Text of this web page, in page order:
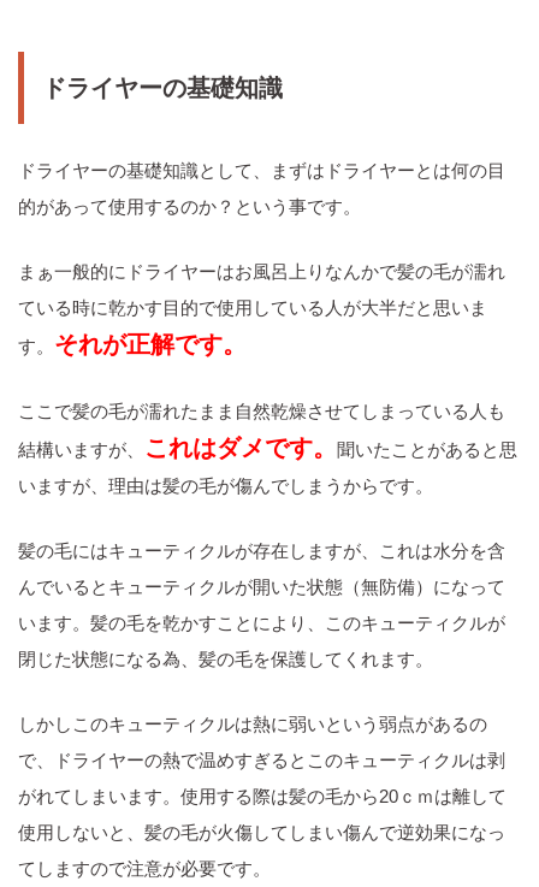
ドライヤーの基礎知識
ドライヤーの基礎知識として、まずはドライヤーとは何の目
的があって使用するのか？という事です。
まぁ一般的にドライヤーはお風呂上りなんかで髪の毛が濡れ
ている時に乾かす目的で使用している人が大半だと思いま
す。 それが正解です。
ここで髪の毛が濡れたまま自然乾燥させてしまっている人も
結構いますが、
これはダメです。
聞いたことがあると思
いますが、理由は髪の毛が傷んでしまうからです。
髪の毛にはキューティクルが存在しますが、これは水分を含
んでいるとキューティクルが開いた状態（無防備）になって
います。髪の毛を乾かすことにより、このキューティクルが
閉じた状態になる為、髪の毛を保護してくれます。
しかしこのキューティクルは熱に弱いという弱点があるの
で、ドライヤーの熱で温めすぎるとこのキューティクルは剥
がれてしまいます。使用する際は髪の毛から20ｃｍは離して
使用しないと、髪の毛が火傷してしまい傷んで逆効果になっ
てしますので注意が必要です。